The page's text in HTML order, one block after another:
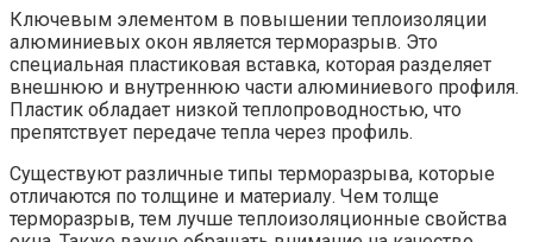
Ключевым элементом в повышении теплоизоляции
алюминиевых окон является терморазрыв. Это
специальная пластиковая вставка, которая разделяет
внешнюю и внутреннюю части алюминиевого профиля.
Пластик обладает низкой теплопроводностью, что
препятствует передаче тепла через профиль.
Существуют различные типы терморазрыва, которые
отличаются по толщине и материалу. Чем толще
терморазрыв, тем лучше теплоизоляционные свойства